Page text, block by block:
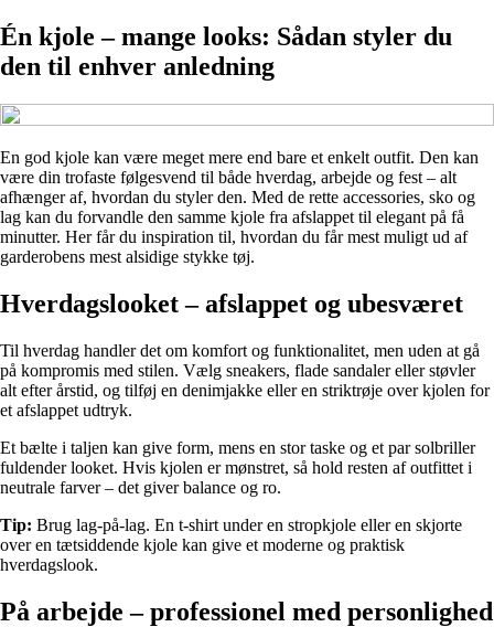
Én kjole – mange looks: Sådan styler du
den til enhver anledning
En god kjole kan være meget mere end bare et enkelt outfit. Den kan
være din trofaste følgesvend til både hverdag, arbejde og fest – alt
afhænger af, hvordan du styler den. Med de rette accessories, sko og
lag kan du forvandle den samme kjole fra afslappet til elegant på få
minutter. Her får du inspiration til, hvordan du får mest muligt ud af
garderobens mest alsidige stykke tøj.
Hverdagslooket – afslappet og ubesværet
Til hverdag handler det om komfort og funktionalitet, men uden at gå
på kompromis med stilen. Vælg sneakers, flade sandaler eller støvler
alt efter årstid, og tilføj en denimjakke eller en striktrøje over kjolen for
et afslappet udtryk.
Et bælte i taljen kan give form, mens en stor taske og et par solbriller
fuldender looket. Hvis kjolen er mønstret, så hold resten af outfittet i
neutrale farver – det giver balance og ro.
Tip: Brug lag-på-lag. En t-shirt under en stropkjole eller en skjorte
over en tætsiddende kjole kan give et moderne og praktisk
hverdagslook.
På arbejde – professionel med personlighed